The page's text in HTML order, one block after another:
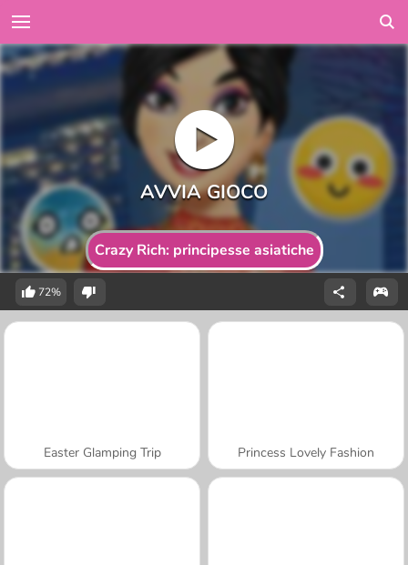
Crazy Rich: principesse asiatiche
72%
Easter Glamping Trip Princess Lovely Fashion